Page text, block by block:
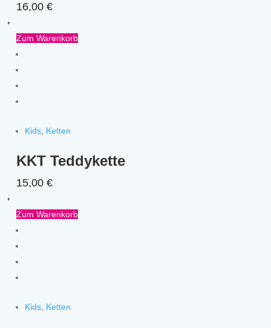
16,00€
Zum Warenkorb
Kids Ketten
KKT Teddykette
15,00€
Zum Warenkorb
Kids Ketten